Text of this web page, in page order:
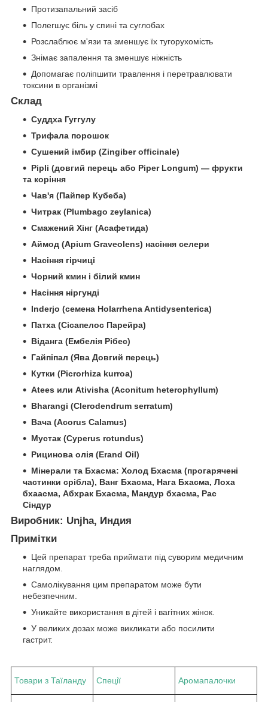
Протизапальний засіб
Полегшує біль у спині та суглобах
Розслаблює м'язи та зменшує їх тугорухомість
Знімає запалення та зменшує ніжність
Допомагає поліпшити травлення і перетравлювати
токсини в організмі
Склад
Суддха Гуггулу
Трифала порошок
Сушений імбир (Zingiber officinale)
Pipli (довгий перець або Piper Longum) — фрукти
та коріння
Чав'я (Пайпер Кубеба)
Читрак (Plumbago zeylanica)
Смажений Хінг (Асафетида)
Аймод (Apium Graveolens) насіння селери
Насіння гірчиці
Чорний кмин і білий кмин
Насіння ніргунді
Inderjo (семена Holarrhena Antidysenterica)
Патха (Сісапелос Парейра)
Віданга (Ембелія Рібес)
Гайпіпал (Ява Довгий перець)
Кутки (Picrorhiza kurroa)
Atees или Ativisha (Aconitum heterophyllum)
Bharangi (Clerodendrum serratum)
Вача (Acorus Calamus)
Мустак (Cyperus rotundus)
Рицинова олія (Erand Oil)
Мінерали та Бхасма: Холод Бхасма (прогарячені
частинки срібла), Ванг Бхасма, Нага Бхасма, Лоха
бхаасма, Абхрак Бхасма, Мандур бхасма, Рас
Сіндур
Виробник: Unjha, Индия
Примітки
Цей препарат треба приймати під суворим медичним
наглядом.
Самолікування цим препаратом може бути
небезпечним.
Уникайте використання в дітей і вагітних жінок.
У великих дозах може викликати або посилити
гастрит.
Товари з Таїланду Спеції Аромапалочки